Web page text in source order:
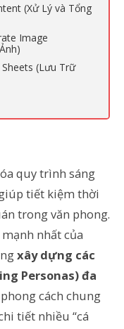
(Xử Lý và Tổng
Image
(Lưu Trữ
quy trình sáng
tiết kiệm thời
trong văn phong.
nhất của
xây dựng các
Personas) đa
cách chung
tiết nhiều “cá